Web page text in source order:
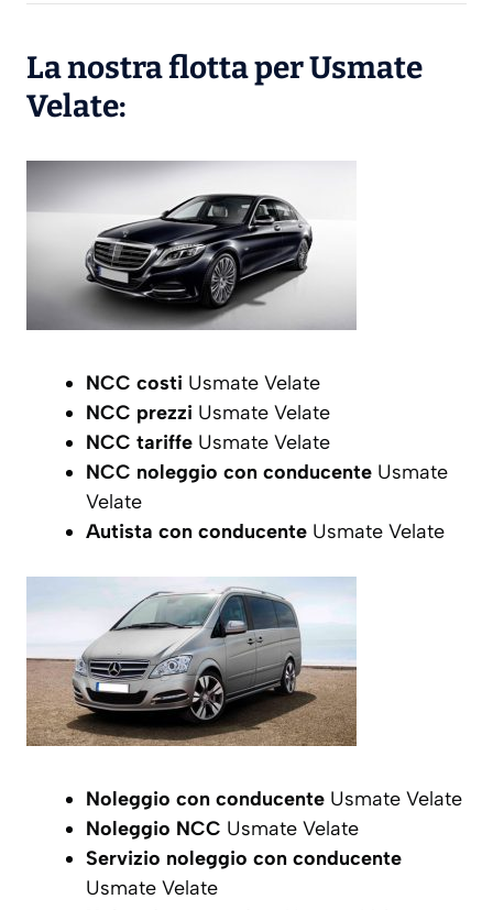
La nostra flotta per Usmate
Velate:
NCC costi Usmate Velate
NCC prezzi Usmate Velate
NCC tariffe Usmate Velate
NCC noleggio con conducente Usmate
Velate
Autista con conducente Usmate Velate
Noleggio con conducente Usmate Velate
Noleggio NCC Usmate Velate
Servizio noleggio con conducente
Usmate Velate